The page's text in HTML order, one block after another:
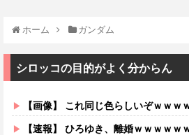
ホーム ガンダム
シロッコの目的がよく分からん
【画像】 これ同じ色らしいぞｗｗｗ
【速報】 ひろゆき、離婚ｗｗｗｗｗ